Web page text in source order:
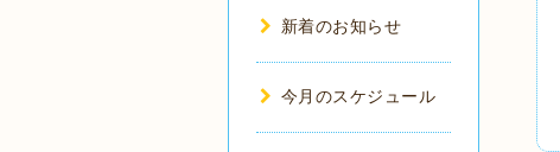
新着のお知らせ
今月のスケジュール